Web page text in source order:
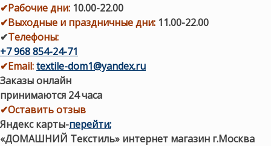
✔Рабочие дни: 10.00-22.00
✔Выходные и праздничные дни: 11.00-22.00
✔Телефоны:
+7 968 854-24-71
✔Email:textile-dom1@yandex.ru
Заказы онлайн
принимаются 24 часа
✔Оставить отзыв
Яндекс карты-перейти;
«ДОМАШНИЙ Текстиль» интернет магазин г.Москва